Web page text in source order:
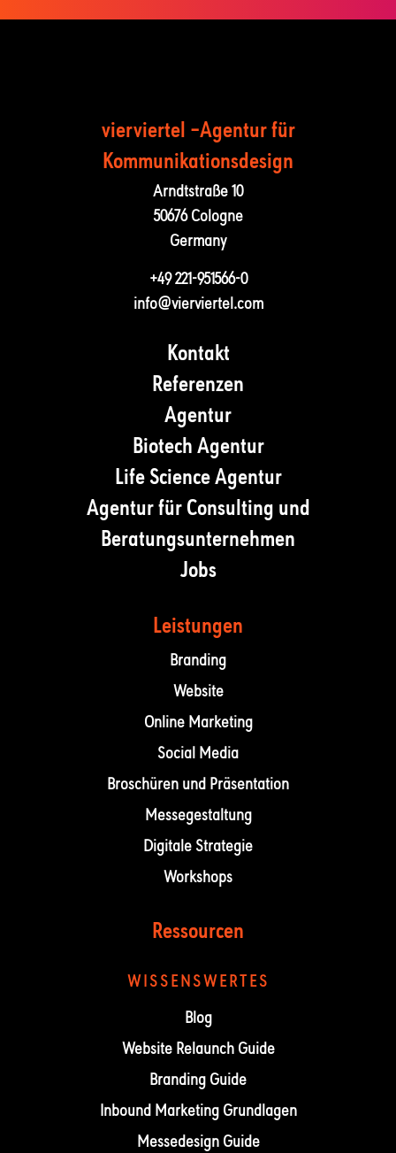
vierviertel –Agentur für
Kommunika­tions­design
Arndtstraße 10
50676 Cologne
Germany
+49 221-951566-0
info@vierviertel.com
Kontakt
Referenzen
Agentur
Biotech Agentur
Life Science Agentur
Agentur für Consulting und
Beratungsunternehmen
Jobs
Leistungen
Branding
Website
Online Marketing
Social Media
Broschüren und Präsentation
Messegestaltung
Digitale Strategie
Workshops
Ressourcen
WISSENSWERTES
Blog
Website Relaunch Guide
Branding Guide
Inbound Marketing Grundlagen
Messedesign Guide